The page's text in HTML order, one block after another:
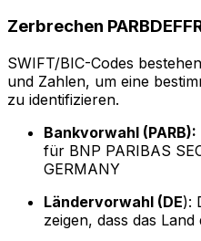
Zerbrechen
SWIFT/BIC-Codes
und Zahlen, um eine
zu identifizieren.
Bankvorwahl (PARB):
für BNP PARIBAS
GERMANY
Ländervorwahl (DE):
zeigen, dass das